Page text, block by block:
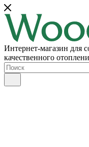
Интернет-магазин для
качественного